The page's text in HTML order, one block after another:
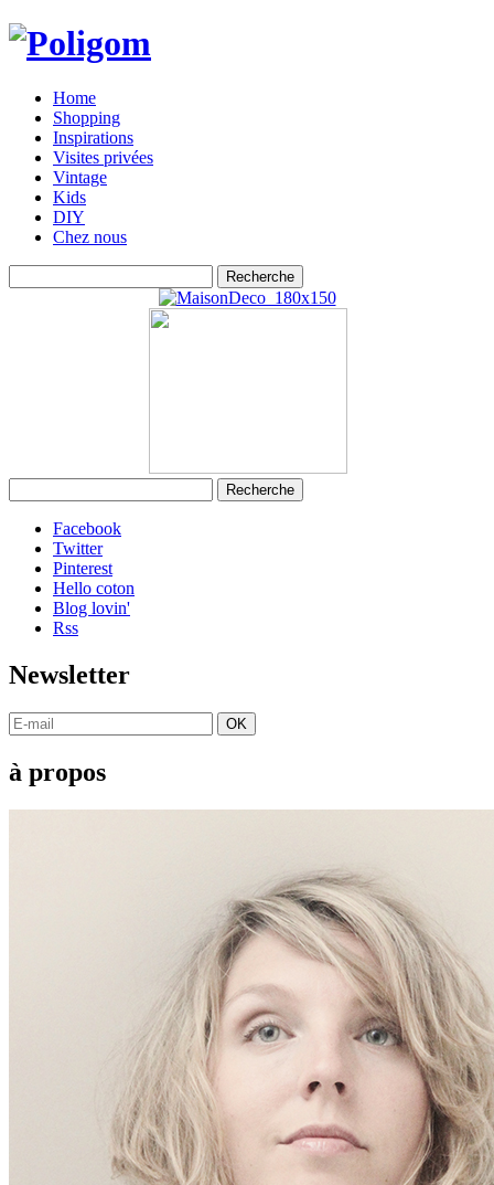
Home
Shopping
Inspirations
Visites privées
Vintage
Kids
DIY
Chez nous
Facebook
Twitter
Pinterest
Hello coton
Blog lovin'
Rss
Newsletter
OK
à propos